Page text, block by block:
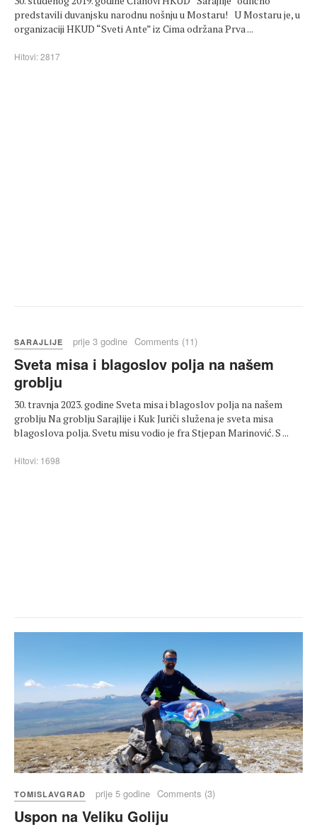
predstavili duvanjsku narodnu nošnju u Mostaru! U Mostaru je, u
organizaciji HKUD “Sveti Ante” iz Cima održana Prva ...
Hitovi: 2817
SARAJLIJE prije 3 godine Comments (11)
Sveta misa i blagoslov polja na našem
groblju
30. travnja 2023. godine Sveta misa i blagoslov polja na našem
groblju Na groblju Sarajlije i Kuk Juriči služena je sveta misa
blagoslova polja. Svetu misu vodio je fra Stjepan Marinović. S ...
Hitovi: 1698
TOMISLAVGRAD prije 5 godine Comments (3)
Uspon na Veliku Goliju